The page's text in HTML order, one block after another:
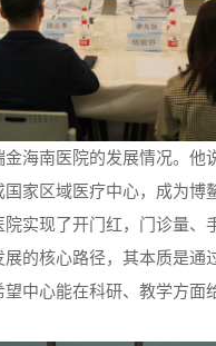
海南医院的发展情况。他
家区域医疗中心，成为博
实现了开门红，门诊量、
的核心路径，其本质是通
中心能在科研、教学方面